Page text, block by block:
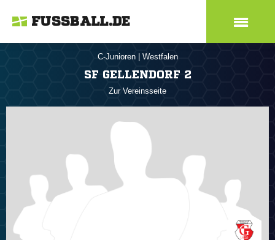
FUSSBALL.DE
C-Junioren Westfalen
SF GELLENDORF 2
Zur Vereinsseite